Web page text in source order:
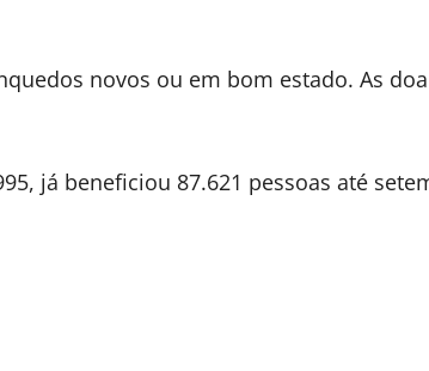
novos ou em bom estado. As
já beneficiou 87.621 pessoas até